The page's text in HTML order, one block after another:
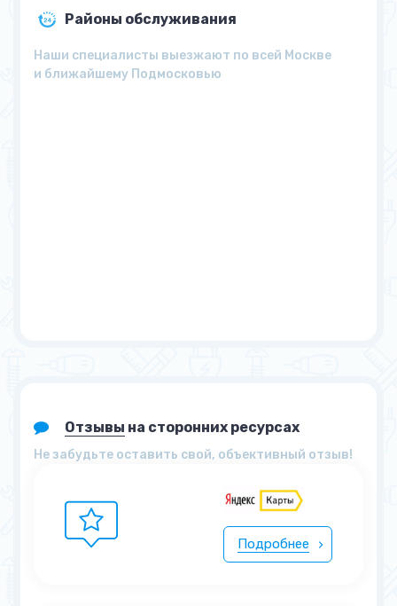
Районы обслуживания
Наши специалисты выезжают по всей Москве
и ближайшему Подмосковью
Отзывы на сторонних ресурсах
Не забудьте оставить свой, объективный отзыв!
Подробнее